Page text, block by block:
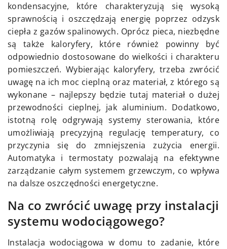
kondensacyjne, które charakteryzują się wysoką
sprawnością i oszczędzają energię poprzez odzysk
ciepła z gazów spalinowych. Oprócz pieca, niezbędne
są także kaloryfery, które również powinny być
odpowiednio dostosowane do wielkości i charakteru
pomieszczeń. Wybierając kaloryfery, trzeba zwrócić
uwagę na ich moc cieplną oraz materiał, z którego są
wykonane – najlepszy będzie tutaj materiał o dużej
przewodności cieplnej, jak aluminium. Dodatkowo,
istotną rolę odgrywają systemy sterowania, które
umożliwiają precyzyjną regulację temperatury, co
przyczynia się do zmniejszenia zużycia energii.
Automatyka i termostaty pozwalają na efektywne
zarządzanie całym systemem grzewczym, co wpływa
na dalsze oszczędności energetyczne.
Na co zwrócić uwagę przy instalacji
systemu wodociągowego?
Instalacja wodociągowa w domu to zadanie, które